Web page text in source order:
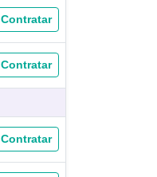
Contratar
Contratar
Contratar